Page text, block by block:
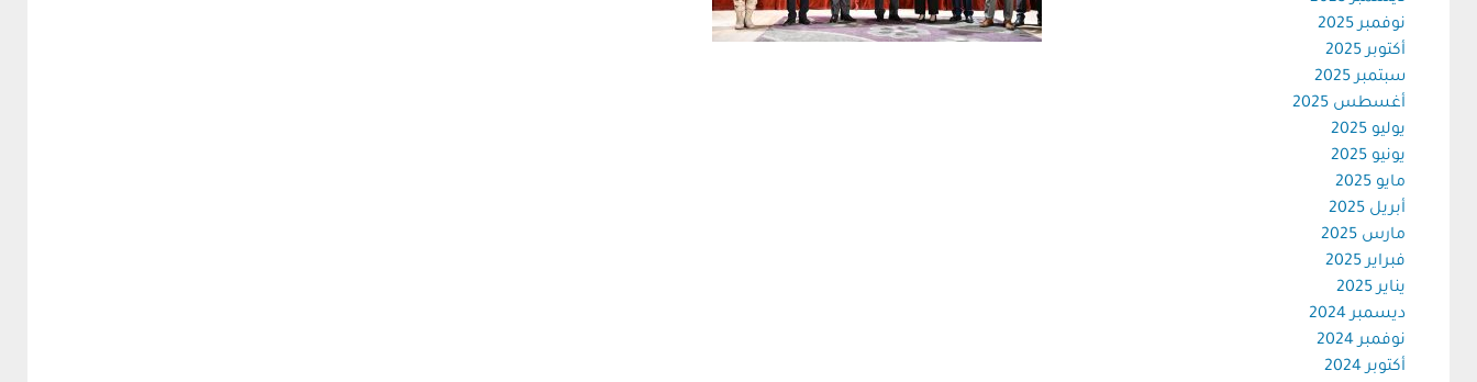
نوفمبر 2025
أكتوبر 2025
سبتمبر 2025
أغسطس 2025
يوليو 2025
يونيو 2025
مايو 2025
أبريل 2025
مارس 2025
فبراير 2025
يناير 2025
ديسمبر 2024
نوفمبر 2024
أكتوبر 2024